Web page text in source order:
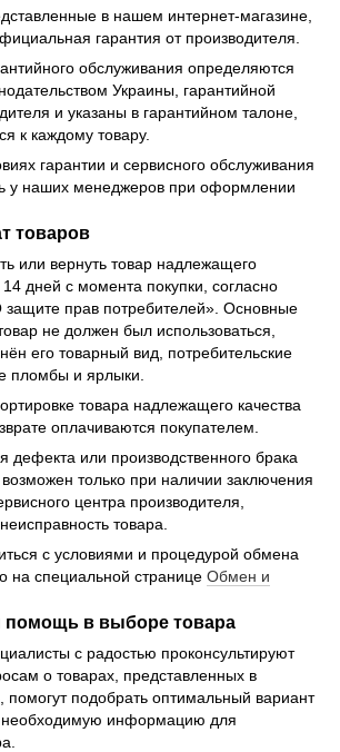
в нашем интернет-магазине,
гарантия от производителя.
обслуживания определяются
Украины, гарантийной
и указаны в гарантийном талоне,
к каждому товару.
гарантии и сервисного обслуживания
у наших менеджеров при оформлении
товаров
или вернуть товар надлежащего
14 дней с момента покупки, согласно
прав потребителей». Основные
не должен был использоваться,
его товарный вид, потребительские
пломбы и ярлыки.
товара надлежащего качества
оплачиваются покупателем.
дефекта или производственного брака
только при наличии заключения
центра производителя,
товара.
с условиями и процедурой обмена
на специальной странице Обмен и
помощь в выборе товара
с радостью проконсультируют
о товарах, представленных в
помогут подобрать оптимальный вариант
необходимую информацию для